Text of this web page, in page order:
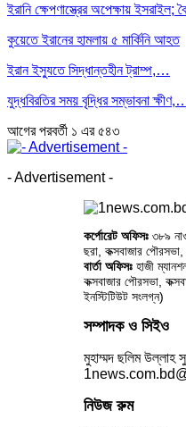
ইরানি ক্ষেপণাস্ত্রের অপেক্ষায়
কুয়েতে ইরানের হামলায় ৫ মার্কিনি আহত
ইরান ইস্যুতে সিদ্ধান্তহীন ট্রাম্প,…
যুদ্ধবিরতির সময় বৃদ্ধির সম্ভাবনা
আগেরপরবর্তী ১ এর ৫৪৩
- Advertisement -
কর্পোরেট অফিসঃ ৩৮৯
ছরা, কক্সবাজার পৌরসভা,
বার্তা অফিসঃহাজী
কক্সবাজার পৌরসভা,
ইনস্টিটিউট সংলগ্ন)
সম্পাদক ও সিইও
মুহাম্মদ ছলিম উল্লাহ
নিউজ রুম